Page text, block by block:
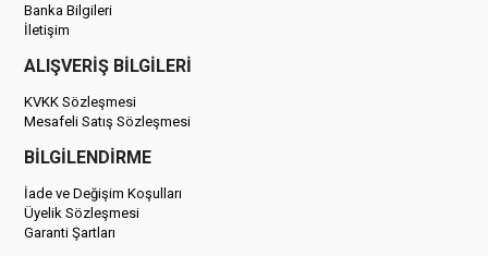
Banka Bilgileri
İletişim
ALIŞVERİŞ BİLGİLERİ
KVKK Sözleşmesi
Mesafeli Satış Sözleşmesi
BİLGİLENDİRME
İade ve Değişim Koşulları
Üyelik Sözleşmesi
Garanti Şartları